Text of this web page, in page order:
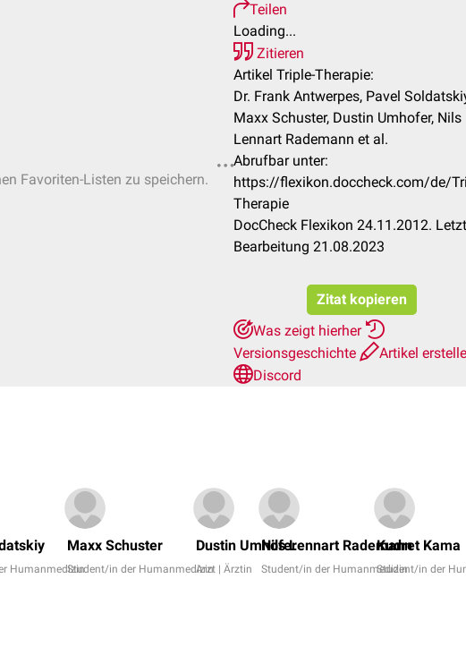
Favoriten-Listen zu speichern.
Teilen
Loading...
Zitieren
Artikel Triple-Therapie:
Dr. Frank Antwerpes, Pavel
Maxx Schuster, Dustin Umhofer, Nils
Lennart Rademann et al.
Abrufbar unter:
https://flexikon.doccheck.com/de/
Therapie
DocCheck Flexikon 24.11.2012.
Bearbeitung 21.08.2023
Zitat kopieren
Was zeigt hierher
Versionsgeschichte
Artikel
Discord
Humanmedizin
Maxx Schuster
Student/in der Humanmedizin
Dustin Umhofer
Arzt | Ärztin
Nils Lennart Rademann
Student/in der Humanmedizin
Kudret Kama
Student/in der